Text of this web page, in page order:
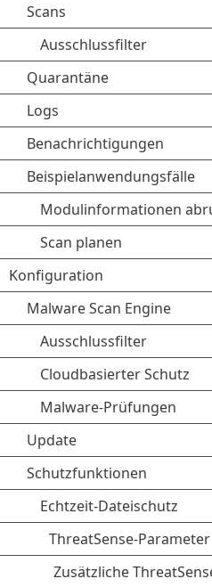
Scans
Ausschlussfilter
Quarantäne
Logs
Benachrichtigungen
Beispielanwendungsfälle
Modulinformationen
Scan planen
Konfiguration
Malware Scan Engine
Ausschlussfilter
Cloudbasierter Schutz
Malware-Prüfungen
Update
Schutzfunktionen
Echtzeit-Dateischutz
ThreatSense-Parameter
Zusätzliche